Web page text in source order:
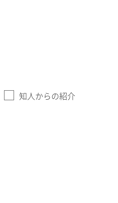
知人からの紹介